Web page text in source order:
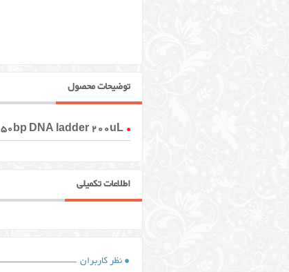
توضیحات محصول
50bp DNA ladder 200uL
اطلاعات تکمیلی
نظر کاربران